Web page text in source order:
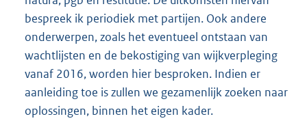
bespreek ik periodiek met partijen. Ook andere
onderwerpen, zoals het eventueel ontstaan van
wachtlijsten en de bekostiging van wijkverpleging
vanaf 2016, worden hier besproken. Indien er
aanleiding toe is zullen we gezamenlijk zoeken naar
oplossingen, binnen het eigen kader.